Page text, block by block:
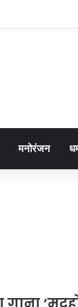
में बड़ा बदलाव
मनोरंजन